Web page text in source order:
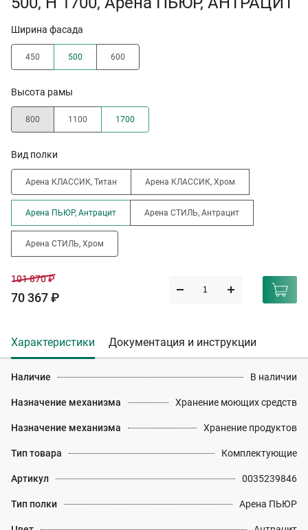
Ширина фасада
450 500 600
Высота рамы
800 1100 1700
Вид полки
Арена КЛАССИК, Титан Арена КЛАССИК, Хром
Арена ПЬЮР, Антрацит Арена СТИЛЬ, Антрацит
Арена СТИЛЬ, Хром
101 870 ₽
70 367 ₽
Характеристики Документация и инструкции
Наличие В наличии
Назначение механизма Хранение моющих средств
Назначение механизма Хранение продуктов
Тип товара Комплектующие
Артикул 0035239846
Тип полки Арена ПЬЮР